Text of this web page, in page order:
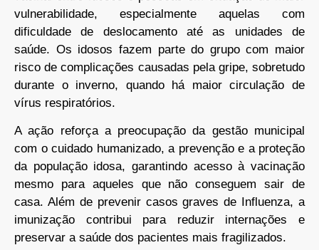
vulnerabilidade, especialmente aquelas com
dificuldade de deslocamento até as unidades de
saúde. Os idosos fazem parte do grupo com maior
risco de complicações causadas pela gripe, sobretudo
durante o inverno, quando há maior circulação de
vírus respiratórios.
A ação reforça a preocupação da gestão municipal
com o cuidado humanizado, a prevenção e a proteção
da população idosa, garantindo acesso à vacinação
mesmo para aqueles que não conseguem sair de
casa. Além de prevenir casos graves de Influenza, a
imunização contribui para reduzir internações e
preservar a saúde dos pacientes mais fragilizados.